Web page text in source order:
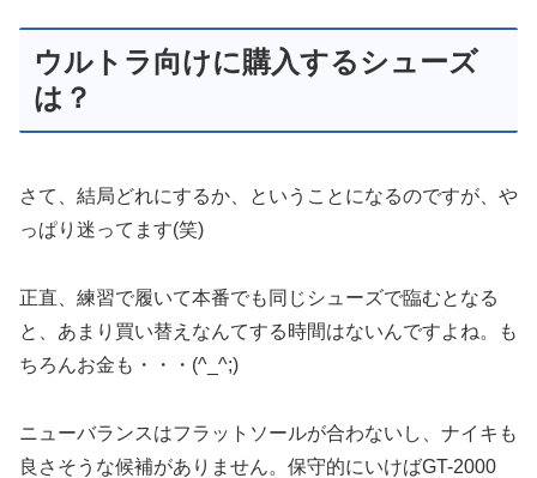
ウルトラ向けに購入するシューズ
は？
さて、結局どれにするか、ということになるのですが、や
っぱり迷ってます(笑)
正直、練習で履いて本番でも同じシューズで臨むとなる
と、あまり買い替えなんてする時間はないんですよね。も
ちろんお金も・・・(^_^;)
ニューバランスはフラットソールが合わないし、ナイキも
良さそうな候補がありません。保守的にいけばGT-2000